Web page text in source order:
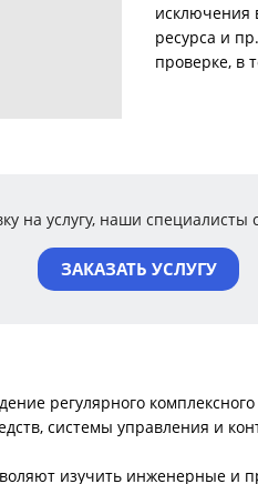
исключения
ресурса и
проверке, в
на услугу, наши специалисты
ЗАКАЗАТЬ УСЛУГУ
регулярного
системы управления и
изучить инженерные и